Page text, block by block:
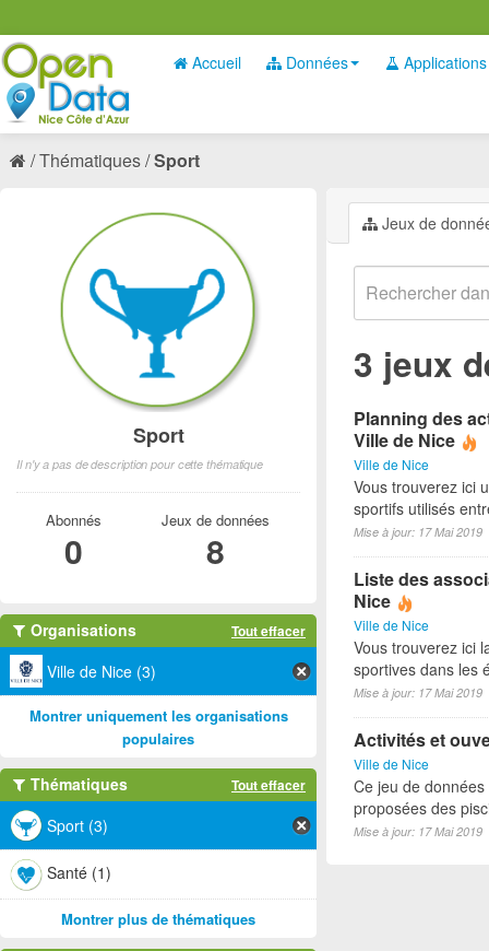
Accueil Données Applications
Thématiques Sport
Jeux de
3 jeux
Planning des
Ville de Nice
Ville de Nice
Vous trouverez ici
sportifs utilisés
Mise à jour: 17 Mai 2019
Liste des
Nice
Ville de Nice
Vous trouverez ici
sportives dans les
Mise à jour: 17 Mai 2019
Activités et
Ville de Nice
Ce jeu de
proposées des
Mise à jour: 17 Mai 2019
Sport
Il n'y a pas de description pour cette thématique
Abonnés
0
Jeux de données
8
Organisations Tout effacer
Ville de Nice (3)
Montrer uniquement les organisations
populaires
Thématiques Tout effacer
Sport (3)
Santé (1)
Montrer plus de thématiques